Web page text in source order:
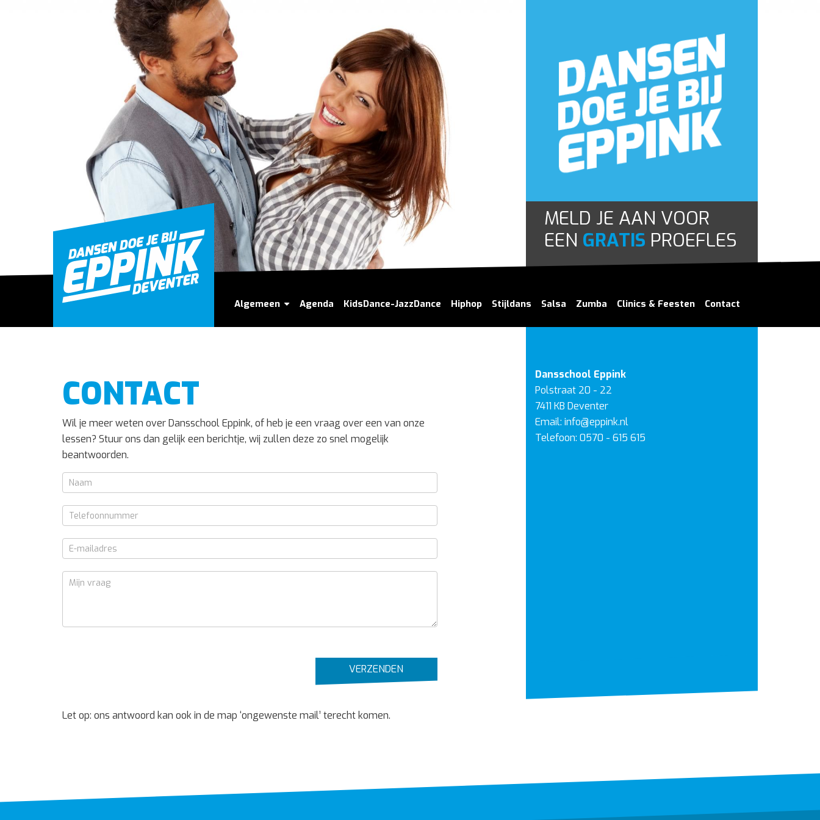
MELD JE AAN VOOR
EEN GRATIS PROEFLES
Algemeen Agenda KidsDance-JazzDance Hiphop Stijldans Salsa Zumba Clinics & Feesten Contact
CONTACT
Wil je meer weten over Dansschool Eppink, of heb je een vraag over een van onze
lessen? Stuur ons dan gelijk een berichtje, wij zullen deze zo snel mogelijk
beantwoorden.
VERZENDEN
Let op: ons antwoord kan ook in de map ‘ongewenste mail’ terecht komen.
Dansschool Eppink
Polstraat 20 - 22
7411 KB Deventer
Email: info@eppink.nl
Telefoon: 0570 - 615 615